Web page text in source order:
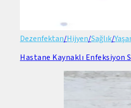
Dezenfektan/Hijyen/Sağlık/
Hastane Kaynaklı